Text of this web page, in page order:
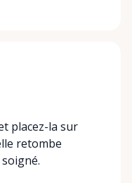
placez-la sur
retombe